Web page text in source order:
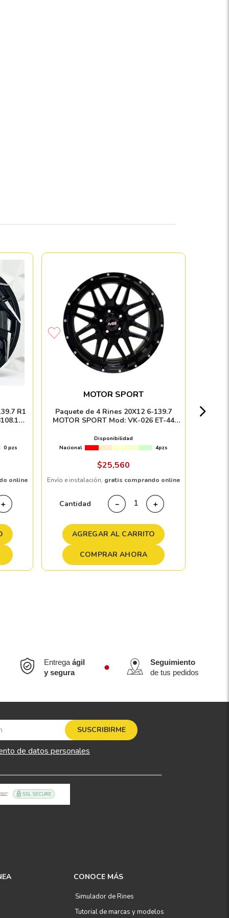
R1
0 pzs
online
＋
MOTOR SPORT
Paquete de 4 Rines 20X12 6-139.7
MOTOR SPORT Mod: VK-026 ET-44
Disponibilidad
Nacional
4pzs
$25,560
Envío e instalación, gratis comprando online
Cantidad ＋
－
AGREGAR AL CARRITO
COMPRAR AHORA
Entregaágil
y segura
Seguimiento
de tus pedidos
SUSCRIBIRME
de datos personales
CONOCE MÁS
Simulador de Rines
Tutorial de marcas y modelos